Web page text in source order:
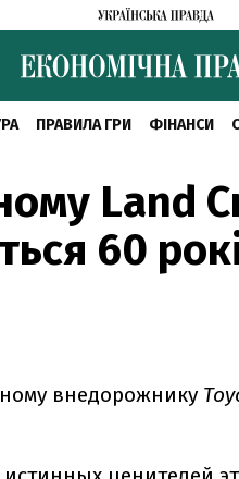
ПРАВИЛА ГРИ ФІНАНСИ
Land
60
внедорожнику